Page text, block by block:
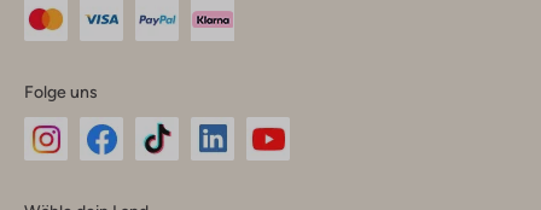
Folge uns